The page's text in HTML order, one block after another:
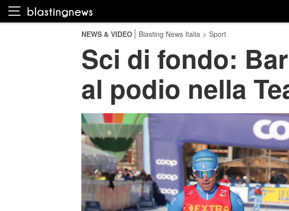
NEWS & VIDEO Blasting News Italia > Sport
Sci di fondo:
al podio nella